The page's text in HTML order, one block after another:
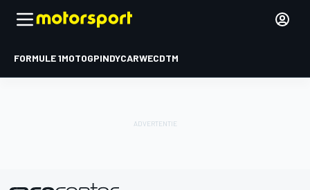
FORMULE 1MOTOGPINDYCARWECDTM